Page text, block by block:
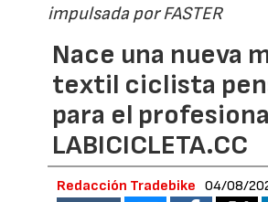
impulsada por FASTER
Nace una nueva
textil ciclista
para el
LABICICLETA.CC
Redacción Tradebike 04/08/